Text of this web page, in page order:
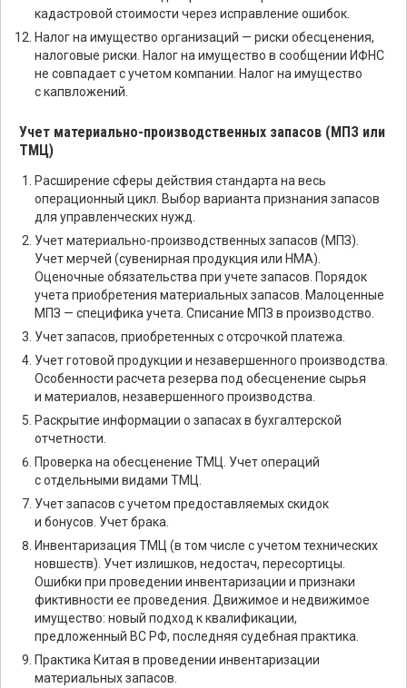
кадастровой стоимости через исправление ошибок.
Налог на имущество организаций — риски обесценения,
налоговые риски. Налог на имущество в сообщении ИФНС
не совпадает с учетом компании. Налог на имущество
с капвложений.
Учет материально-производственных запасов (МПЗ или
ТМЦ)
Расширение сферы действия стандарта на весь
операционный цикл. Выбор варианта признания запасов
для управленческих нужд.
Учет материально-производственных запасов (МПЗ).
Учет мерчей (сувенирная продукция или НМА).
Оценочные обязательства при учете запасов. Порядок
учета приобретения материальных запасов. Малоценные
МПЗ — специфика учета. Списание МПЗ в производство.
Учет запасов, приобретенных с отсрочкой платежа.
Учет готовой продукции и незавершенного производства.
Особенности расчета резерва под обесценение сырья
и материалов, незавершенного производства.
Раскрытие информации о запасах в бухгалтерской
отчетности.
Проверка на обесценение ТМЦ. Учет операций
с отдельными видами ТМЦ.
Учет запасов с учетом предоставляемых скидок
и бонусов. Учет брака.
Инвентаризация ТМЦ (в том числе с учетом технических
новшеств). Учет излишков, недостач, пересортицы.
Ошибки при проведении инвентаризации и признаки
фиктивности ее проведения. Движимое и недвижимое
имущество: новый подход к квалификации,
предложенный ВС РФ, последняя судебная практика.
Практика Китая в проведении инвентаризации
материальных запасов.